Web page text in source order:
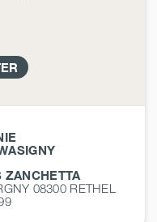
ZANCHETTA
08300 RETHEL